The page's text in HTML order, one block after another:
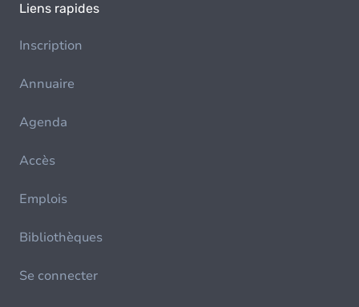
Liens rapides
Inscription
Annuaire
Agenda
Accès
Emplois
Bibliothèques
Se connecter